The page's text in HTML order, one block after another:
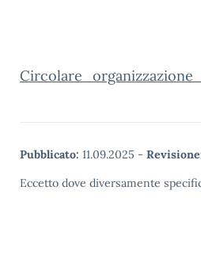
Pubblicato: 11.09.2025 -
Eccetto dove diversamente